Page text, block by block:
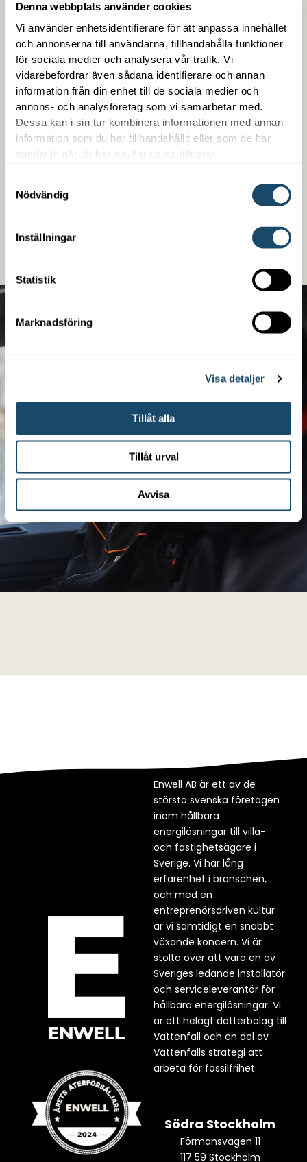
Denna webbplats använder cookies
Vi använder enhetsidentifierare för att anpassa innehållet
och annonserna till användarna, tillhandahålla funktioner
för sociala medier och analysera vår trafik. Vi
vidarebefordrar även sådana identifierare och annan
information från din enhet till de sociala medier och
annons- och analysföretag som vi samarbetar med.
Dessa kan i sin tur kombinera informationen med annan
information som du har tillhandahållit eller som de har
samlat in när du har använt deras tjänster.
Nödvändig
Inställningar
Statistik
Marknadsföring
Visa detaljer
Tillåt alla
Tillåt urval
Avvisa
Trygg med Enwell
Som kund hos oss får du en samlad kontakt med
trygg snabb service. Vi är enkla att arbeta med,
det handlar om ett nybygge eller en befintlig
Enwell AB är ett av de
största svenska företagen
inom hållbara
energilösningar till villa-
och fastighetsägare i
Sverige. Vi har lång
erfarenhet i branschen,
och med en
entreprenörsdriven kultur
är vi samtidigt en snabbt
växande koncern. Vi är
stolta över att vara en av
Sveriges ledande installatör
och serviceleverantör för
hållbara energilösningar. Vi
är ett helägt dotterbolag till
Vattenfall och en del av
Vattenfalls strategi att
arbeta för fossilfrihet.
Södra Stockholm
Förmansvägen 11
117 59 Stockholm